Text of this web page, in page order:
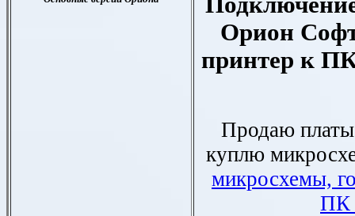
Орион
принтер к
Продаю
куплю
микросхемы,
ПК